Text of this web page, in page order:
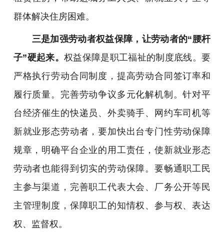
群体解决住房困难。
三是加强劳动者权益保障，让劳动者的“腰杆
子”硬起来。 权益保障是职工福祉的制度底线。要
严格执行劳动合同制度，提高劳动合同签订率和
履行质量。完善劳动争议多元化解机制。针对平
台经济催生的快递员、外卖骑手、网约车司机等
新就业形态劳动者，要加快出台专门性劳动保障
规章，明确平台企业的用工责任，使新就业形态
劳动者也能得到切实的劳动保障。要畅通职工民
主参与渠道，完善职工代表大会、厂务公开等民
主管理制度，保障职工的知情权、参与权、表达
权、监督权。